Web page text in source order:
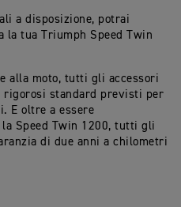
a disposizione, potrai
la tua Triumph Speed Twin
alla moto, tutti gli accessori
rigorosi standard previsti per
E oltre a essere
Speed Twin 1200, tutti gli
di due anni a chilometri